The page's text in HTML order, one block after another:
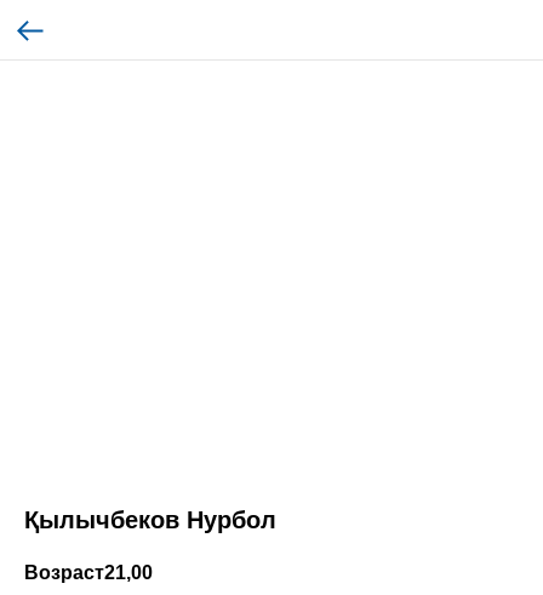
Қылычбеков Нурбол
Возраст21,00